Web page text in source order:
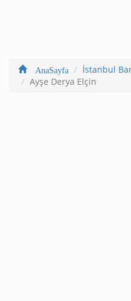
AnaSayfa İstanbul
Ayşe Derya Elçin